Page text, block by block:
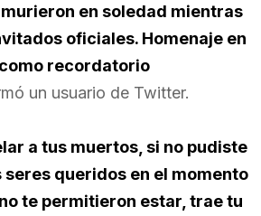
en soledad mientras
oficiales. Homenaje en
recordatorio
un usuario de Twitter.
a tus muertos, si no pudiste
seres queridos en el momento
te permitieron estar, trae tu